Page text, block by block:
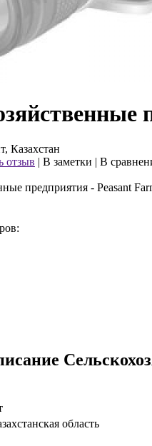
Казахстан
отзыв | В заметки | В
область